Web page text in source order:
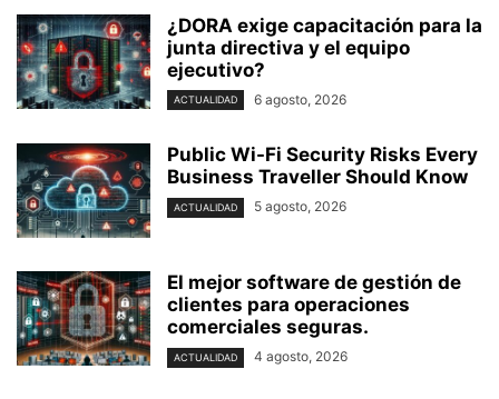
¿DORA exige capacitación para la
junta directiva y el equipo
ejecutivo?
ACTUALIDAD 6 agosto, 2026
Public Wi-Fi Security Risks Every
Business Traveller Should Know
ACTUALIDAD 5 agosto, 2026
El mejor software de gestión de
clientes para operaciones
comerciales seguras.
ACTUALIDAD 4 agosto, 2026